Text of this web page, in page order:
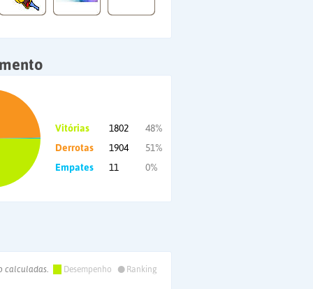
Vitórias 1802
48%
Derrotas
1904
51%
Empates
11 0%
calculadas. Desempenho •
Ranking